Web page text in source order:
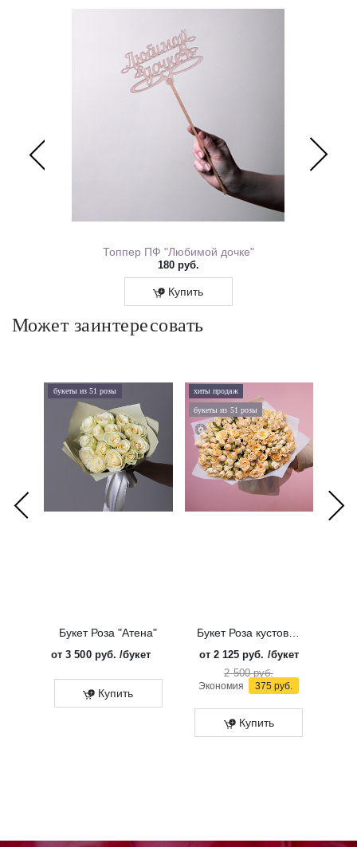
Топпер ПФ "Любимой дочке"
180 руб.
Купить
Может заинтересовать
букеты из 51 розы
Букет Роза "Атена"
от3 500 руб. /букет
Купить
хиты продаж
букеты из 51 розы
Букет Роза кустовая "Солинеро"
от 2 125 руб. /букет
2 500 руб.
Экономия 375 руб.
Купить